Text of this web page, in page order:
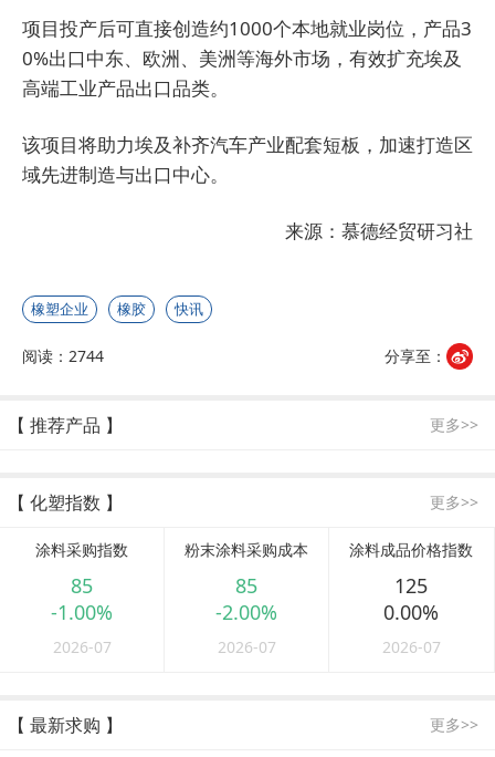
项目投产后可直接创造约1000个本地就业岗位，产品3
0%出口中东、欧洲、美洲等海外市场，有效扩充埃及
高端工业产品出口品类。
该项目将助力埃及补齐汽车产业配套短板，加速打造区
域先进制造与出口中心。
来源：慕德经贸研习社
橡塑企业 橡胶 快讯
阅读：2744 分享至：
【 推荐产品 】 更多>>
【 化塑指数 】 更多>>
涂料采购指数
85
-1.00%
2026-07
粉末涂料采购成本
85
-2.00%
2026-07
涂料成品价格指数
125
0.00%
2026-07
【 最新求购 】 更多>>